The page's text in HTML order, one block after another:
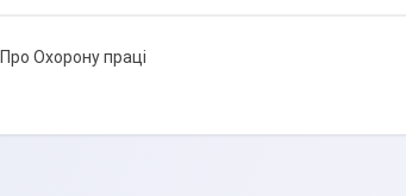
Охорону праці